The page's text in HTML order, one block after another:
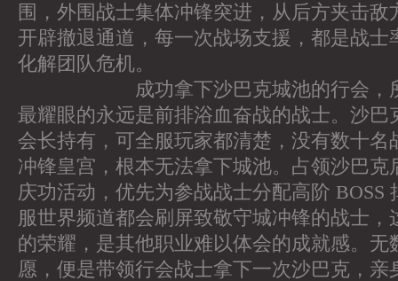
围，外围战士集体冲锋突进，从后方夹击敌
开辟撤退通道，每一次战场支援，都是战士
化解团队危机。
成功拿下沙巴克城池的行会，所
最耀眼的永远是前排浴血奋战的战士。沙巴
会长持有，可全服玩家都清楚，没有数十名
冲锋皇宫，根本无法拿下城池。占领沙巴克
庆功活动，优先为参战战士分配高阶 BOSS
服世界频道都会刷屏致敬守城冲锋的战士，
的荣耀，是其他职业难以体会的成就感。无
愿，便是带领行会战士拿下一次沙巴克，亲